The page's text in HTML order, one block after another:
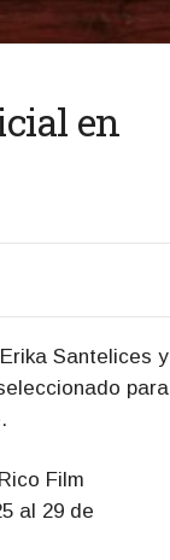
en
Santelices y
para
Film
al 29 de